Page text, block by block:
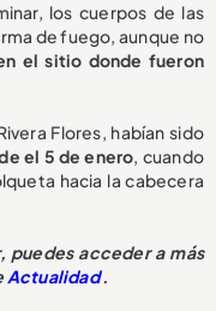
los cuerpos de las
de fuego, aunque no
el sitio donde fueron
Flores, habían sido
el 5 de enero, cuando
hacia la cabecera
puedes acceder a más
Actualidad.